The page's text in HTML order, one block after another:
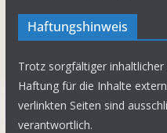
Haftungshinweis
Trotz sorgfältiger
Haftung für die Inhalte
verlinkten Seiten sind
verantwortlich.